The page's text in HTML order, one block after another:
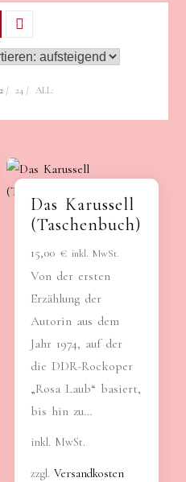
24 ALL:
Das Karussell
(Taschenbuch)
15,00 € inkl. MwSt.
Von der ersten
Erzählung der
Autorin aus dem
Jahr 1974, auf der
die DDR-Rockoper
„Rosa Laub“ basiert,
bis hin zu…
inkl. MwSt.
zzgl. Versandkosten